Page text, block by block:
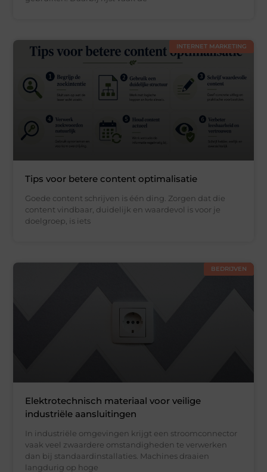
INTERNET MARKETING
Tips voor betere content optimalisatie
Goede content schrijven is één ding. Zorgen dat die
content vindbaar, duidelijk en waardevol is voor je
doelgroep, is iets
BEDRIJVEN
Elektrotechnisch materiaal voor veilige
industriële aansluitingen
In industriële omgevingen krijgt een stroomconnector
vaak veel zwaardere omstandigheden te verwerken
dan bij standaardinstallaties. Machines draaien
langdurig op hoge